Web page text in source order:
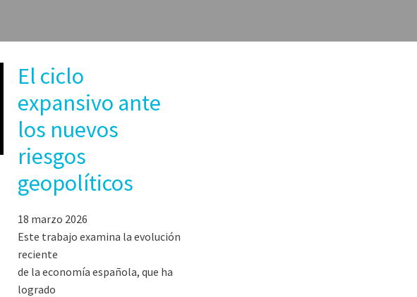
El ciclo
expansivo ante
los nuevos
riesgos
geopolíticos
18 marzo 2026
Este trabajo examina la evolución
reciente
de la economía española, que ha
logrado